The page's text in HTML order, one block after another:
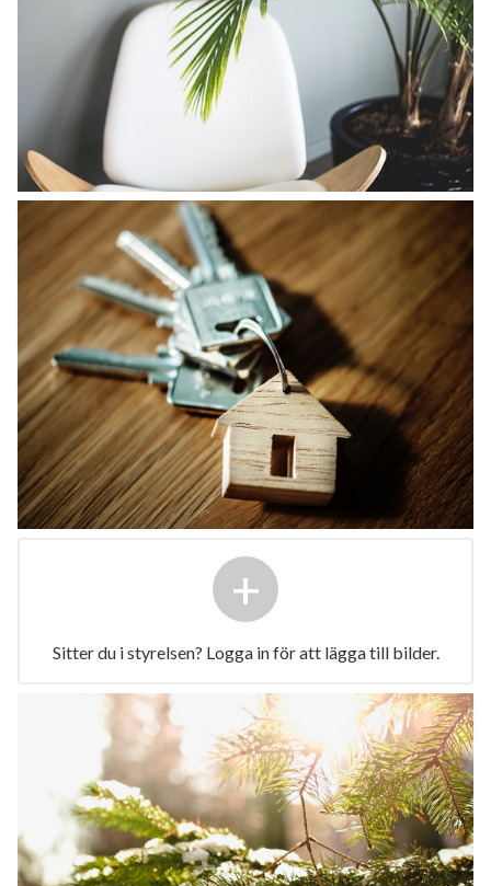
+
Sitter du i styrelsen? Logga in för att lägga till bilder.